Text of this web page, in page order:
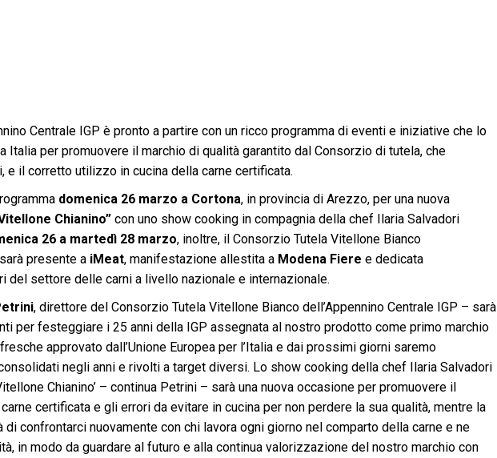
Centrale IGP è pronto a partire con un ricco programma di eventi e iniziative che lo
Italia per promuovere il marchio di qualità garantito dal Consorzio di tutela, che
e il corretto utilizzo in cucina della carne certificata.
domenica 26 marzo a Cortona, in provincia di Arezzo, per una nuova
Chianino” con uno show cooking in compagnia della chef Ilaria Salvadori
26 a martedì 28 marzo, inoltre, il Consorzio Tutela Vitellone Bianco
presente a iMeat, manifestazione allestita a Modena Fiere e dedicata
del settore delle carni a livello nazionale e internazionale.
, direttore del Consorzio Tutela Vitellone Bianco dell’Appennino Centrale IGP – sarà
per festeggiare i 25 anni della IGP assegnata al nostro prodotto come primo marchio
approvato dall’Unione Europea per l’Italia e dai prossimi giorni saremo
negli anni e rivolti a target diversi. Lo show cooking della chef Ilaria Salvadori
Chianino’ – continua Petrini – sarà una nuova occasione per promuovere il
certificata e gli errori da evitare in cucina per non perdere la sua qualità, mentre la
confrontarci nuovamente con chi lavora ogni giorno nel comparto della carne e ne
in modo da guardare al futuro e alla continua valorizzazione del nostro marchio con